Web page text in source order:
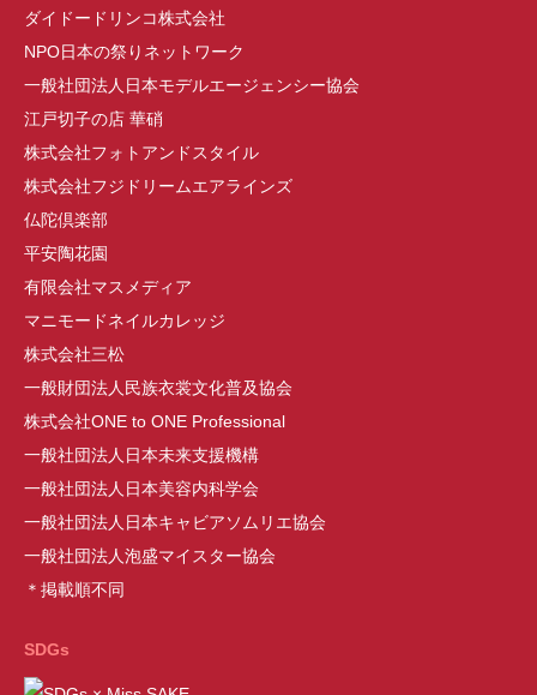
ダイドードリンコ株式会社
NPO日本の祭りネットワーク
一般社団法人日本モデルエージェンシー協会
江戸切子の店 華硝
株式会社フォトアンドスタイル
株式会社フジドリームエアラインズ
仏陀倶楽部
平安陶花園
有限会社マスメディア
マニモードネイルカレッジ
株式会社三松
一般財団法人民族衣裳文化普及協会
株式会社ONE to ONE Professional
一般社団法人日本未来支援機構
一般社団法人日本美容内科学会
一般社団法人日本キャビアソムリエ協会
一般社団法人泡盛マイスター協会
＊掲載順不同
SDGs